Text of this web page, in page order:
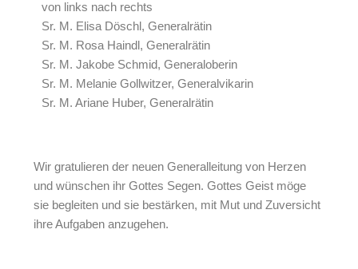
von links nach rechts
Sr. M. Elisa Döschl, Generalrätin
Sr. M. Rosa Haindl, Generalrätin
Sr. M. Jakobe Schmid, Generaloberin
Sr. M. Melanie Gollwitzer, Generalvikarin
Sr. M. Ariane Huber, Generalrätin
Wir gratulieren der neuen Generalleitung von Herzen
und wünschen ihr Gottes Segen. Gottes Geist möge
sie begleiten und sie bestärken, mit Mut und Zuversicht
ihre Aufgaben anzugehen.